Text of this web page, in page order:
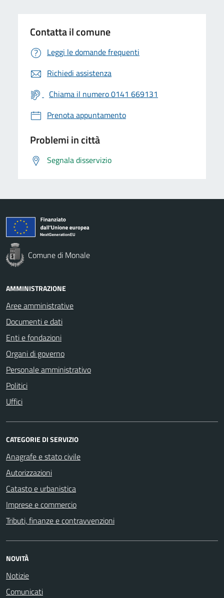
Contatta il comune
Leggi le domande frequenti
Richiedi assistenza
Chiama il numero 0141 669131
Prenota appuntamento
Problemi in città
Segnala disservizio
Comune di Monale
AMMINISTRAZIONE
Aree amministrative
Documenti e dati
Enti e fondazioni
Organi di governo
Personale amministrativo
Politici
Uffici
CATEGORIE DI SERVIZIO
Anagrafe e stato civile
Autorizzazioni
Catasto e urbanistica
Imprese e commercio
Tributi, finanze e contravvenzioni
NOVITÀ
Notizie
Comunicati